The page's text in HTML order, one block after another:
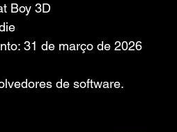
Boy 3D
31 de março de 2026
de software.